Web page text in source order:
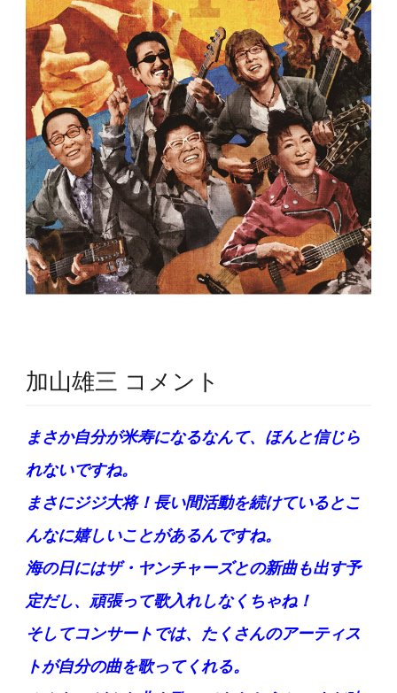
加山雄三 コメント
まさか自分が米寿になるなんて、ほんと信じら
れないですね。
まさにジジ大将！長い間活動を続けているとこ
んなに嬉しいことがあるんですね。
海の日にはザ・ヤンチャーズとの新曲も出す予
定だし、頑張って歌入れしなくちゃね！
そしてコンサートでは、たくさんのアーティス
トが自分の曲を歌ってくれる。